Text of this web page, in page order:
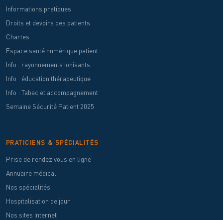
Informations pratiques
Droits et devoirs des patients
Chartes
Espace santé numérique patient
Info : rayonnements ionisants
Info : éducation thérapeutique
Info : Tabac et accompagnement
Semaine Sécurité Patient 2025
PRATICIENS & SPÉCIALITÉS
Prise de rendez vous en ligne
Annuaire médical
Nos spécialités
Hospitalisation de jour
Nos sites Internet